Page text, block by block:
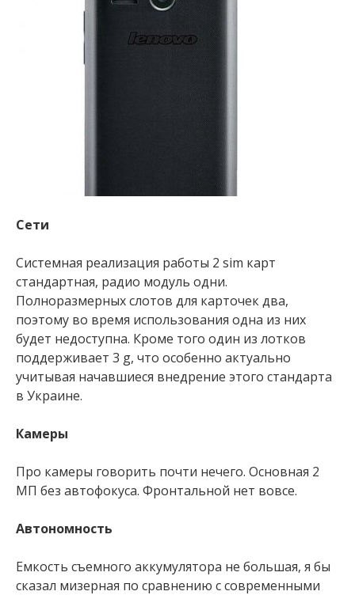
Сети
Системная реализация работы 2 sim карт
стандартная, радио модуль одни.
Полноразмерных слотов для карточек два,
поэтому во время использования одна из них
будет недоступна. Кроме того один из лотков
поддерживает 3 g, что особенно актуально
учитывая начавшиеся внедрение этого стандарта
в Украине.
Камеры
Про камеры говорить почти нечего. Основная 2
МП без автофокуса. Фронтальной нет вовсе.
Автономность
Емкость съемного аккумулятора не большая, я бы
сказал мизерная по сравнению с современными